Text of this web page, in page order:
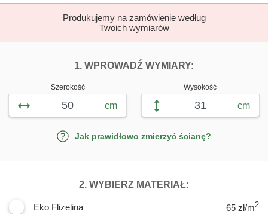
Produkujemy na zamówienie według
Twoich wymiarów
1. WPROWADŹ WYMIARY:
Szerokość
cm
Wysokość
cm
Jak prawidłowo zmierzyć ścianę?
2. WYBIERZ MATERIAŁ:
Eko Flizelina 65 zł/m2